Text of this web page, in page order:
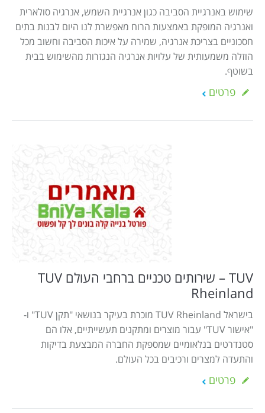
שימוש באנרגיית הסביבה כגון אנרגיית השמש, אנרגיה סולארית
ואנרגיה המופקת באמצעות הרוח מאפשרת לנו היום לבנות בתים
חסכוניים בצריכת אנרגיה, שמירה על איכות הסביבה וחשוב מכל
הוזלה משמעותית של עלויות אנרגיה הנגזרות מהשימוש בבית
בשוטף.
פרטים
TUV – שירותים טכניים ברחבי העולם TUV
Rheinland
בישראל TUV Rheinland מוכרת בעיקר בנושאי "תקן TUV" ו-
"אישור TUV" עבור מוצרים ומתקנים תעשייתיים, אלו הם
סטנדרטים בנלאומיים שמספקת החברה המבצעת בדיקות
והתעדה למצרים ורכיבים בכל העולם.
פרטים